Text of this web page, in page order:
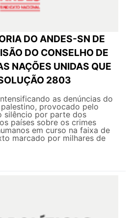
DO ANDES-SN DE
DO CONSELHO DE
NAÇÕES UNIDAS QUE
2803
as denúncias do
provocado pelo
silêncio por parte dos
países sobre os crimes
em curso na faixa de
marcado por milhares de